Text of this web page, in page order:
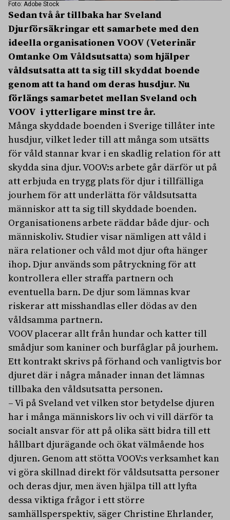
Foto: Adobe Stock
Sedan två år tillbaka har Sveland
Djurförsäkringar ett samarbete med den
ideella organisationen VOOV (Veterinär
Omtanke Om Våldsutsatta) som hjälper
våldsutsatta att ta sig till skyddat boende
genom att ta hand om deras husdjur. Nu
förlängs samarbetet mellan Sveland och
VOOV i ytterligare minst tre år.
Många skyddade boenden i Sverige tillåter inte
husdjur, vilket leder till att många som utsätts
för våld stannar kvar i en skadlig relation för att
skydda sina djur. VOOV:s arbete går därför ut på
att erbjuda en trygg plats för djur i tillfälliga
jourhem för att underlätta för våldsutsatta
människor att ta sig till skyddade boenden.
Organisationens arbete räddar både djur- och
människoliv. Studier visar nämligen att våld i
nära relationer och våld mot djur ofta hänger
ihop. Djur används som påtryckning för att
kontrollera eller straffa partnern och
eventuella barn. De djur som lämnas kvar
riskerar att misshandlas eller dödas av den
våldsamma partnern.
VOOV placerar allt från hundar och katter till
smådjur som kaniner och burfåglar på jourhem.
Ett kontrakt skrivs på förhand och vanligtvis bor
djuret där i några månader innan det lämnas
tillbaka den våldsutsatta personen.
– Vi på Sveland vet vilken stor betydelse djuren
har i många människors liv och vi vill därför ta
socialt ansvar för att på olika sätt bidra till ett
hållbart djurägande och ökat välmående hos
djuren. Genom att stötta VOOV:s verksamhet kan
vi göra skillnad direkt för våldsutsatta personer
och deras djur, men även hjälpa till att lyfta
dessa viktiga frågor i ett större
samhällsperspektiv, säger Christine Ehrlander,